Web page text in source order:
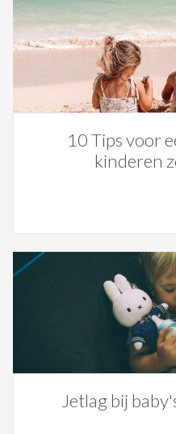
10 Tips voor
kinderen
Jetlag bij